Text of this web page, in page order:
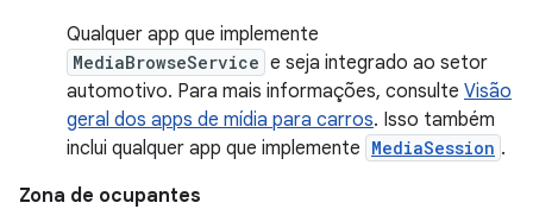
Qualquer app que implemente
MediaBrowseService e seja integrado ao setor
automotivo. Para mais informações, consulte Visão
geral dos apps de mídia para carros. Isso também
inclui qualquer app que implemente MediaSession .
Zona de ocupantes